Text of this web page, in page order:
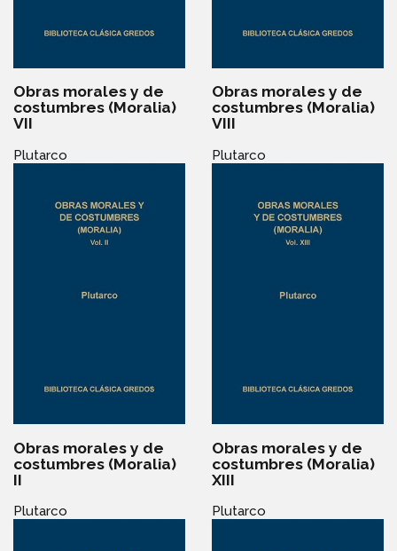
Obras morales y de
costumbres (Moralia)
VII
Plutarco
Obras morales y de
costumbres (Moralia)
VIII
Plutarco
Obras morales y de
costumbres (Moralia)
II
Plutarco
Obras morales y de
costumbres (Moralia)
XIII
Plutarco